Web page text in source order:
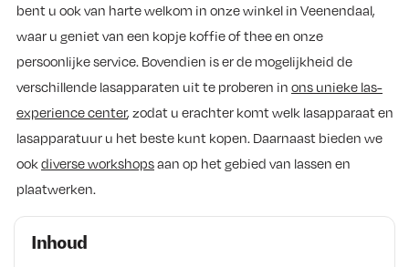
Inhoud
bent u ook van harte welkom in onze winkel in Veenendaal,
waar u geniet van een kopje koffie of thee en onze
persoonlijke service. Bovendien is er de mogelijkheid de
verschillende lasapparaten uit te proberen in ons unieke las-
experience center, zodat u erachter komt welk lasapparaat en
lasapparatuur u het beste kunt kopen. Daarnaast bieden we
ook diverse workshopsaan op het gebied van lassen en
plaatwerken.